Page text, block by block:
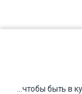
...чтобы быть в